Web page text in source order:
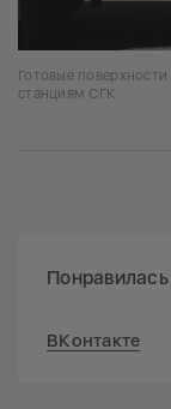
Готовые
станциям СГК
ВКонтакте